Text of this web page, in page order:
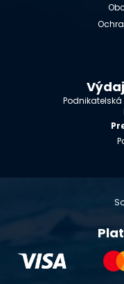
Podnikatelská